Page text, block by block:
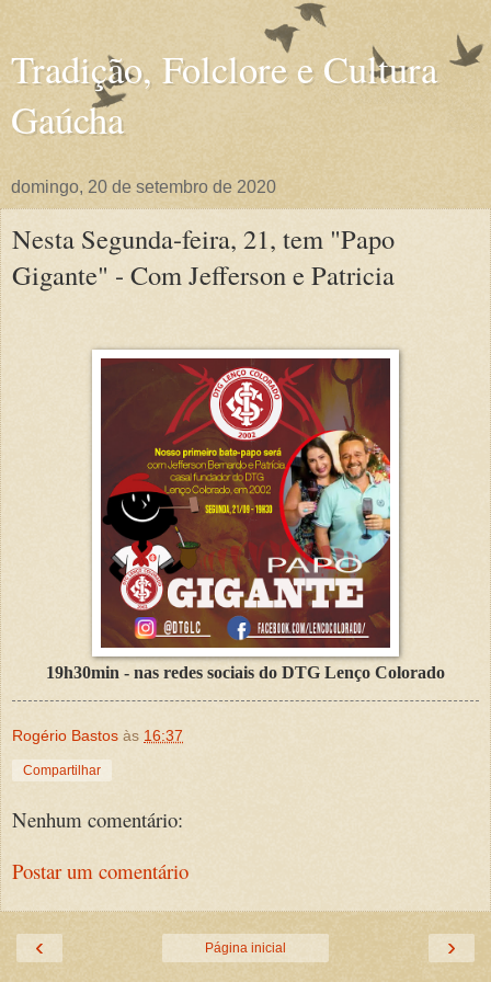
Tradição, Folclore e Cultura
Gaúcha
domingo, 20 de setembro de 2020
Nesta Segunda-feira, 21, tem "Papo
Gigante" - Com Jefferson e Patricia
19h30min - nas redes sociais do DTG Lenço Colorado
Rogério Bastos às 16:37
Compartilhar
Nenhum comentário:
Postar um comentário
‹ ›
Página inicial